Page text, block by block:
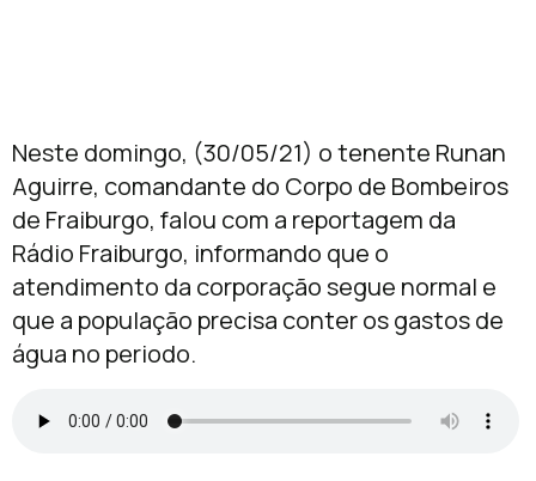
Neste domingo, (30/05/21) o tenente Runan
Aguirre, comandante do Corpo de Bombeiros
de Fraiburgo, falou com a reportagem da
Rádio Fraiburgo, informando que o
atendimento da corporação segue normal e
que a população precisa conter os gastos de
água no periodo.